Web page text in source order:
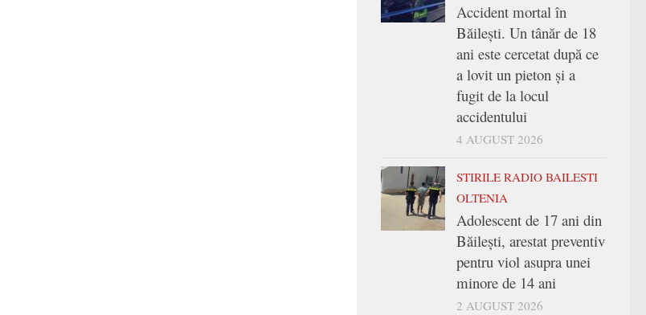
Accident mortal în
Băilești. Un tânăr de 18
ani este cercetat după ce
a lovit un pieton și a
fugit de la locul
accidentului
4 AUGUST 2026
STIRILE RADIO BAILESTI
OLTENIA
Adolescent de 17 ani din
Băilești, arestat preventiv
pentru viol asupra unei
minore de 14 ani
2 AUGUST 2026